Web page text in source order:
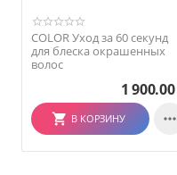
COLOR Уход за 60 секунд
для блеска окрашенных
волос
1 900.00
В КОРЗИНУ 